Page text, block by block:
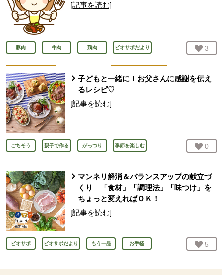
[記事を読む]
豚肉 牛肉 鶏肉 ビオサポだより お気
3
子どもと一緒に！お父さんに感謝を伝え
るレシピ♡
[記事を読む]
ごちそう 親子で作る がっつり 季節を楽しむ お気
0
マンネリ解消＆バランスアップの献立づ
くり 「食材」「調理法」「味つけ」を
ちょっと変えればＯＫ！
[記事を読む]
ビオサポ ビオサポだより もう一品 お手軽 お気
5